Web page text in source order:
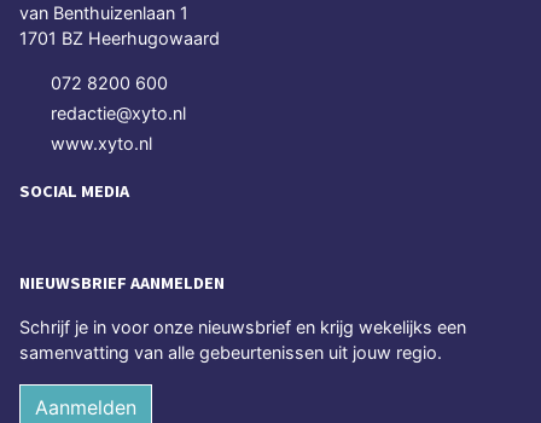
van Benthuizenlaan 1
1701 BZ Heerhugowaard
072 8200 600
redactie@xyto.nl
www.xyto.nl
SOCIAL MEDIA
NIEUWSBRIEF AANMELDEN
Schrijf je in voor onze nieuwsbrief en krijg wekelijks een
samenvatting van alle gebeurtenissen uit jouw regio.
Aanmelden